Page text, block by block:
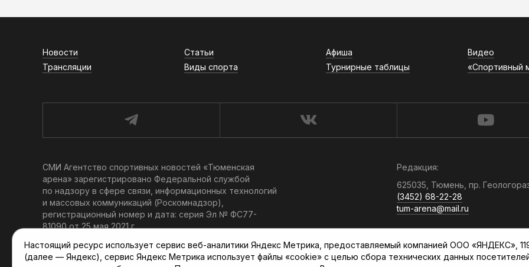
Новости Статьи Афиша Видео
Трансляции
Виды спорта Турнирные таблицы «Спортивный
СМИ Агентство спортивных новостей «Тюменская
арена» зарегистрировано Федеральной службой
по надзору в сфере связи, информационных технологий
и массовых коммуникаций (Роскомнадзор),
регистрационный номер и дата: серия Эл № ФС77-
81090 от 25 мая 2021 г.
Главный редактор: Мартынов В. В.
При использовании материалов ссылка обязательна.
Редакция:
625035, Тюмень, пр.
(3452) 68-22-28
tum-arena@mail.ru
Отдел продаж:
(3452) 68-89-78
kotovaev@sibinformburo.ru
Настоящий ресурс использует сервис веб-аналитики Яндекс Метрика, предоставляемый компанией ООО «ЯНДЕКС»,
(далее — Яндекс), сервис Яндекс Метрика использует файлы «cookie» с целью сбора технических данных